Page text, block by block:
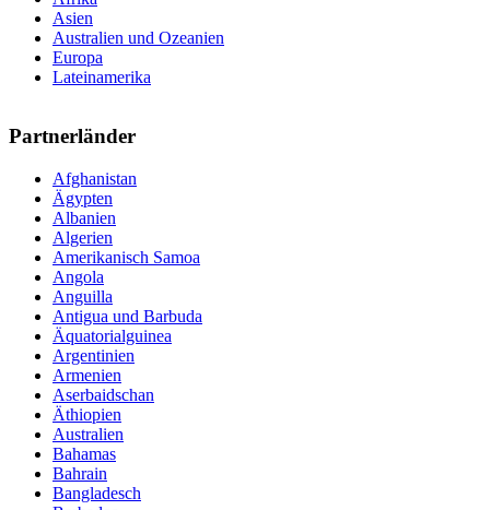
Asien
Australien und Ozeanien
Europa
Lateinamerika
Partnerländer
Afghanistan
Ägypten
Albanien
Algerien
Amerikanisch Samoa
Angola
Anguilla
Antigua und Barbuda
Äquatorialguinea
Argentinien
Armenien
Aserbaidschan
Äthiopien
Australien
Bahamas
Bahrain
Bangladesch